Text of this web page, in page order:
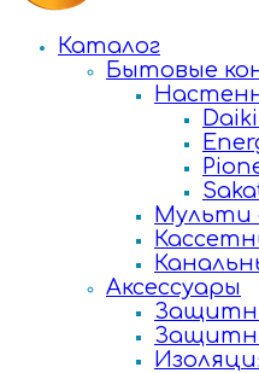
Каталог
Бытовые
Мульти
Аксессуары